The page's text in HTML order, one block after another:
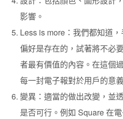
影響。
Less is more：我們都知道
偏好是存在的，試著將不必
者最有價值的內容。在這個
每一封電子報對於用戶的意
變異：適當的做出改變，並
是否可行。例如 Square 在